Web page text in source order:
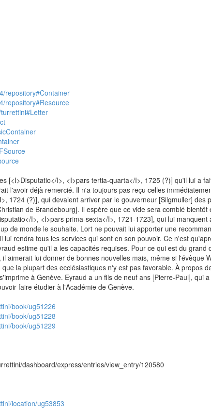
repository#Container
repository#Resource
[<I>Disputatio</I>, <I>pars tertia-quarta</I>, 1725 (?)] qu'il lui a
l'avoir déjà remercié. Il n'a toujours pas reçu celles
1724 (?)], qui devaient arriver par le gouverneur [Silgmuller] des
de Brandebourg]. Il espère que ce vide sera comblé bientôt
I>, <I>pars prima-sexta</I>, 1721-1723], qui lui manquent
de monde le souhaite. Lort ne pouvait lui apporter une
lui rendra tous les services qui sont en son pouvoir. Ce n'est
estime qu'il a les capacités requises. Pour ce qui est du grand
aimerait lui donner de bonnes nouvelles mais, même si l'évêque
la plupart des ecclésiastiques n'y est pas favorable. À propos
à Genève. Eyraud a un fils de neuf ans [Pierre-Paul], qui
faire étudier à l'Académie de Genève.
book/ug51226
book/ug51228
book/ug51229
dashboard/express/entries/view_entry/120580
location/ug53853